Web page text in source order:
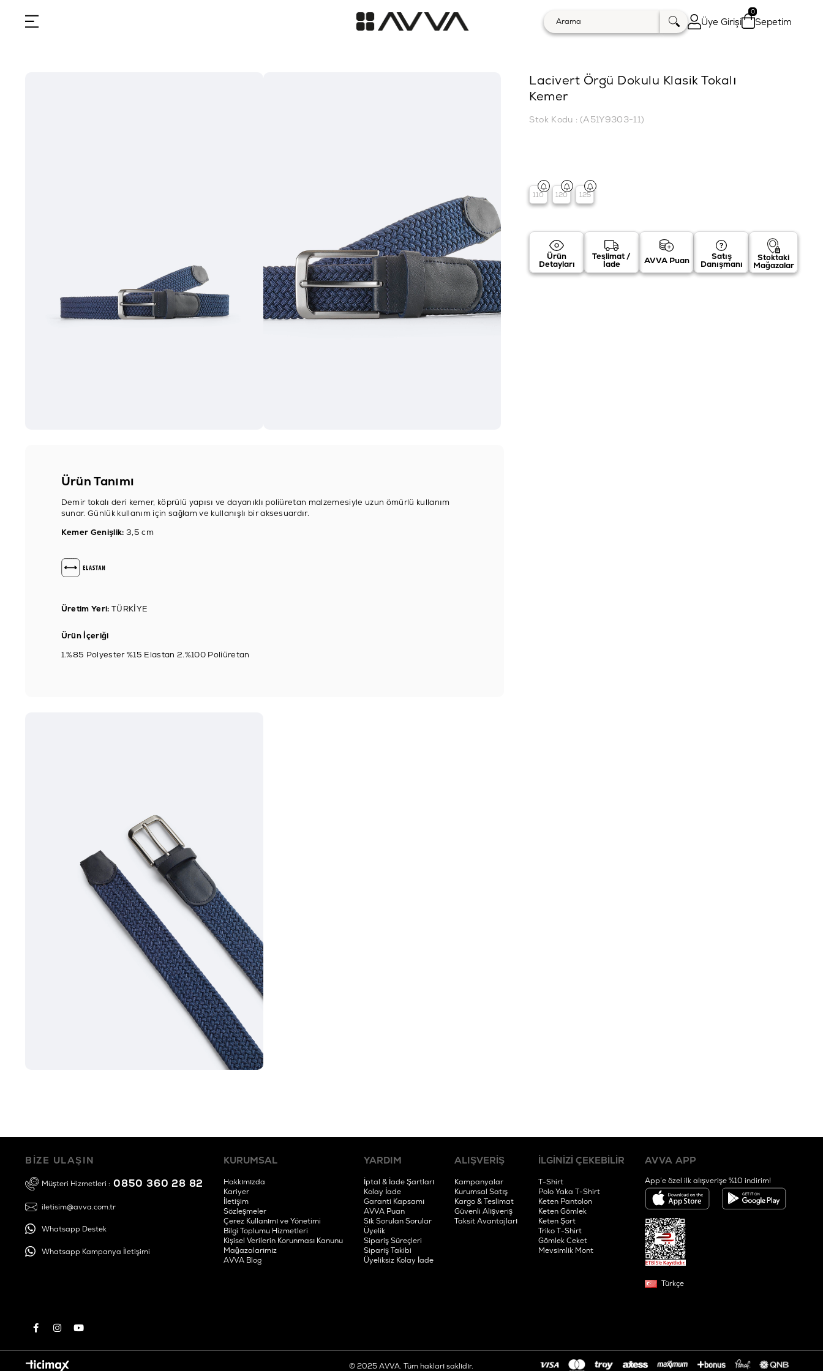
Üye Girişi Sepetim
0
Ürün Tanımı
Demir tokalı deri kemer, köprülü yapısı ve dayanıklı poliüretan malzemesiyle uzun ömürlü kullanım
sunar. Günlük kullanım için sağlam ve kullanışlı bir aksesuardır.
Kemer Genişlik: 3,5 cm
Üretim Yeri: TÜRKİYE
Ürün İçeriği
1.%85 Polyester %15 Elastan 2.%100 Poliüretan
Lacivert Örgü Dokulu Klasik Tokalı
Kemer
Stok Kodu (A51Y9303-11)
110 120 125
Ürün
Detayları
Teslimat /
İade AVVA Puan Satış
Danışmanı
Stoktaki
Mağazalar
BİZE ULAŞIN
Müşteri Hizmetleri : 0850 360 28 82
iletisim@avva.com.tr
Whatsapp Destek
Whatsapp Kampanya İletişimi
KURUMSAL
Hakkımızda
Kariyer
İletişim
Sözleşmeler
Çerez Kullanımı ve Yönetimi
Bilgi Toplumu Hizmetleri
Kişisel Verilerin Korunması Kanunu
Mağazalarımız
AVVA Blog
YARDIM
İptal & İade Şartları
Kolay İade
Garanti Kapsamı
AVVA Puan
Sık Sorulan Sorular
Üyelik
Sipariş Süreçleri
Sipariş Takibi
Üyeliksiz Kolay İade
ALIŞVERİŞ
Kampanyalar
Kurumsal Satış
Kargo & Teslimat
Güvenli Alışveriş
Taksit Avantajları
İLGİNİZİ ÇEKEBİLİR
T-Shirt
Polo Yaka T-Shirt
Keten Pantolon
Keten Gömlek
Keten Şort
Triko T-Shirt
Gömlek Ceket
Mevsimlik Mont
AVVA APP
App’e özel ilk alışverişe %10 indirim!
Türkçe
© 2025 AVVA. Tüm hakları saklıdır.